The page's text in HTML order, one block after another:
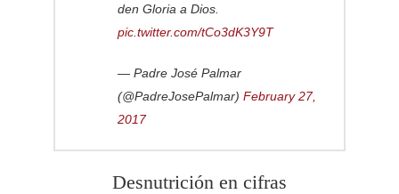
den Gloria a Dios.
pic.twitter.com/tCo3dK3Y9T
— Padre José Palmar
(@PadreJosePalmar) February 27,
2017
Desnutrición en cifras